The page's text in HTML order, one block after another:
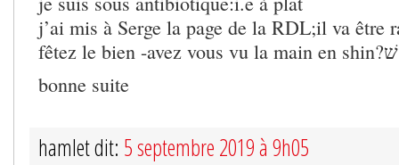
j’ai mis à Serge la page de la RDL;il va être
fêtez le bien -avez vous vu la main en shin?שׁ
bonne suite
hamlet dit: 5 septembre 2019 à 9h05